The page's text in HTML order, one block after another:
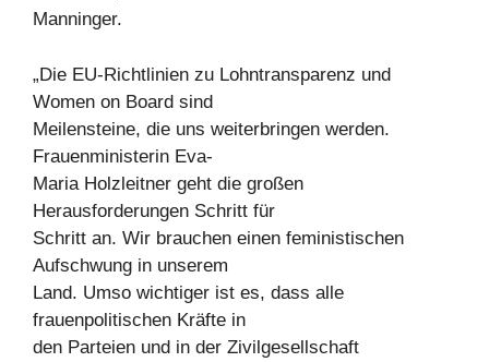
Manninger.
„Die EU-Richtlinien zu Lohntransparenz und
Women on Board sind
Meilensteine, die uns weiterbringen werden.
Frauenministerin Eva-
Maria Holzleitner geht die großen
Herausforderungen Schritt für
Schritt an. Wir brauchen einen feministischen
Aufschwung in unserem
Land. Umso wichtiger ist es, dass alle
frauenpolitischen Kräfte in
den Parteien und in der Zivilgesellschaft